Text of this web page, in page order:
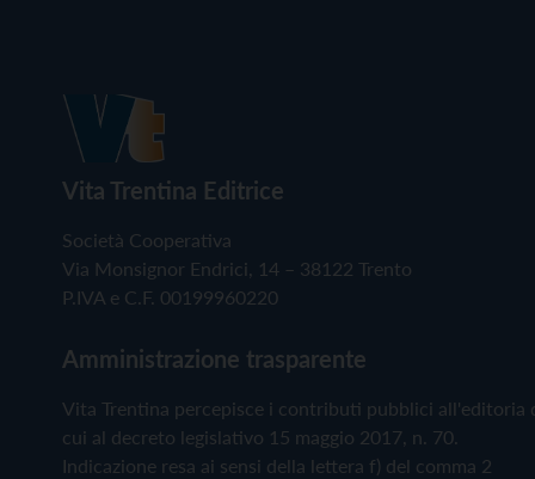
Vita Trentina Editrice
Società Cooperativa
Via Monsignor Endrici, 14 – 38122 Trento
P.IVA e C.F. 00199960220
Amministrazione trasparente
Vita Trentina percepisce i contributi pubblici all'editoria
cui al decreto legislativo 15 maggio 2017, n. 70.
Indicazione resa ai sensi della lettera f) del comma 2